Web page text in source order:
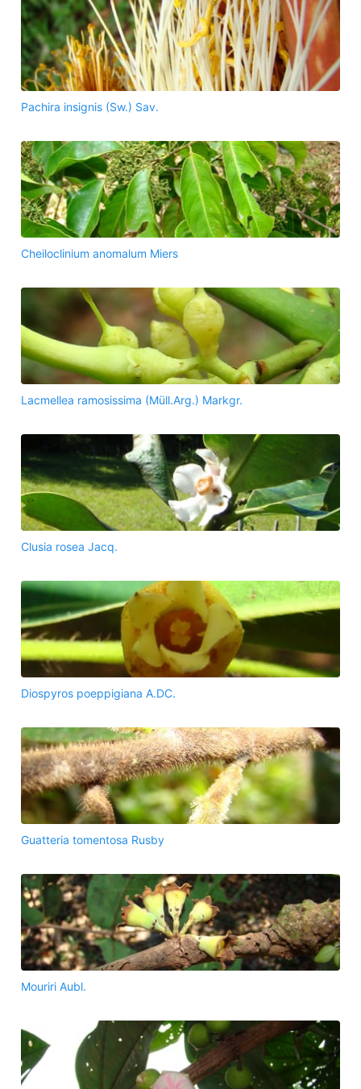
Pachira insignis (Sw.) Sav.
Cheiloclinium anomalum Miers
Lacmellea ramosissima (Müll.Arg.) Markgr.
Clusia rosea Jacq.
Diospyros poeppigiana A.DC.
Guatteria tomentosa Rusby
Mouriri Aubl.